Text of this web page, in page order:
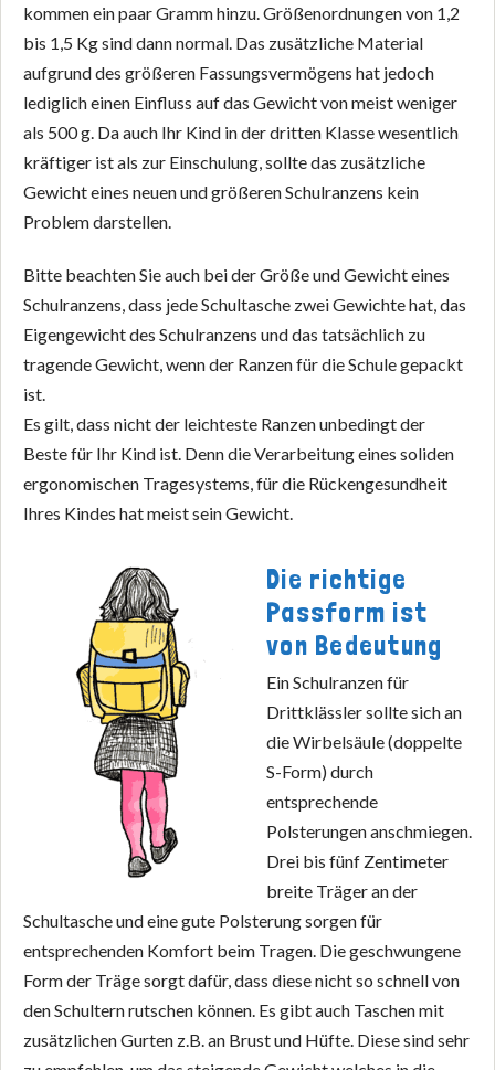
kommen ein paar Gramm hinzu. Größenordnungen von 1,2
bis 1,5 Kg sind dann normal. Das zusätzliche Material
aufgrund des größeren Fassungsvermögens hat jedoch
lediglich einen Einfluss auf das Gewicht von meist weniger
als 500 g. Da auch Ihr Kind in der dritten Klasse wesentlich
kräftiger ist als zur Einschulung, sollte das zusätzliche
Gewicht eines neuen und größeren Schulranzens kein
Problem darstellen.
Bitte beachten Sie auch bei der Größe und Gewicht eines
Schulranzens, dass jede Schultasche zwei Gewichte hat, das
Eigengewicht des Schulranzens und das tatsächlich zu
tragende Gewicht, wenn der Ranzen für die Schule gepackt
ist.
Es gilt, dass nicht der leichteste Ranzen unbedingt der
Beste für Ihr Kind ist. Denn die Verarbeitung eines soliden
ergonomischen Tragesystems, für die Rückengesundheit
Ihres Kindes hat meist sein Gewicht.
Die richtige
Passform ist
von Bedeutung
Ein Schulranzen für
Drittklässler sollte sich an
die Wirbelsäule (doppelte
S-Form) durch
entsprechende
Polsterungen anschmiegen.
Drei bis fünf Zentimeter
breite Träger an der
Schultasche und eine gute Polsterung sorgen für
entsprechenden Komfort beim Tragen. Die geschwungene
Form der Träge sorgt dafür, dass diese nicht so schnell von
den Schultern rutschen können. Es gibt auch Taschen mit
zusätzlichen Gurten z.B. an Brust und Hüfte. Diese sind sehr